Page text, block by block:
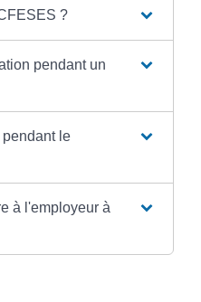
?
pendant un
le
à l'employeur à